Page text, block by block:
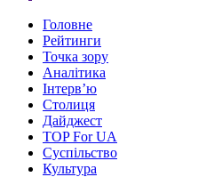
Головне
Рейтинги
Точка зору
Аналітика
Інтерв’ю
Столиця
Дайджест
TOP For UA
Суспiльство
Культура